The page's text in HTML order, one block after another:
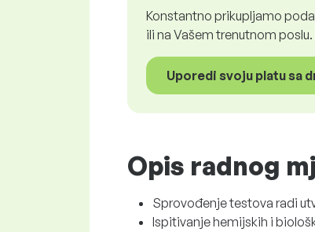
Konstantno prikupljamo
ili na Vašem trenutnom
Uporedi svoju platu sa
Opis radnog
Sprovođenje testova radi
Ispitivanje hemijskih i